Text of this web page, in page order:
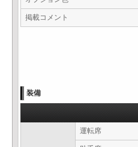
掲載コメント
装備
運転席